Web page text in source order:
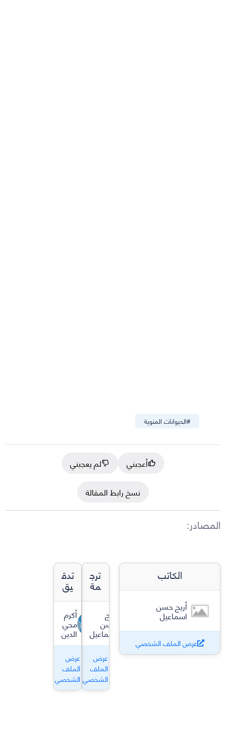
#الحيوانات المنوية
أعجبني
لم يعجبني
نسخ رابط المقالة
المصادر:
الكاتب
أريج حسن
اسماعيل
عرض الملف الشخصي
ترج
مة
أريج
حسن
اسماعيل
عرض
الملف
الشخصي
تدق
يق
أكرم
محي
الدين
عرض
الملف
الشخصي